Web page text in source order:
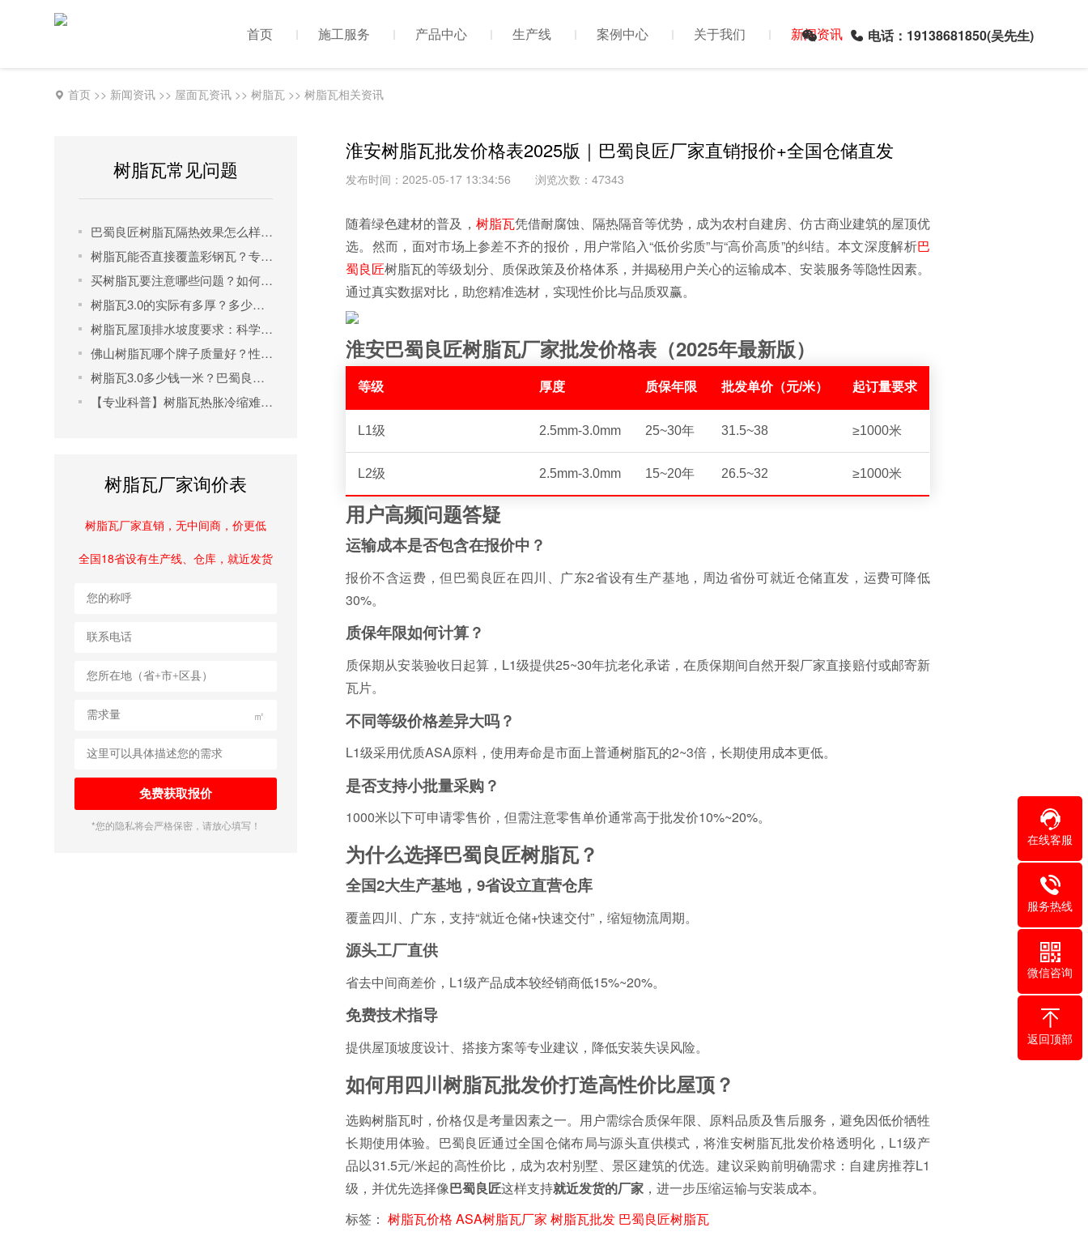
首页 施工服务 产品中心 生产线 案例中心 关于我们 新闻资讯 电话：19138681850(吴先生)
首页 >> 新闻资讯 >> 屋面瓦资讯 >>树脂瓦 >>树脂瓦相关资讯
树脂瓦常见问题
巴蜀良匠树脂瓦隔热效果怎么样？一文读懂其科学原理与实测表现
树脂瓦能否直接覆盖彩钢瓦？专业解析正确安装方法与品牌选择
买树脂瓦要注意哪些问题？如何选择才能买到优质树脂瓦管用30年？
树脂瓦3.0的实际有多厚？多少钱一米？
树脂瓦屋顶排水坡度要求：科学设计确保排水与美观兼得
佛山树脂瓦哪个牌子质量好？性价比之王是它！​
树脂瓦3.0多少钱一米？巴蜀良匠高性价比产品解析及选购指南
【专业科普】树脂瓦热胀冷缩难题破解指南：从施工到维护全流程解析
树脂瓦厂家询价表
树脂瓦厂家直销，无中间商，价更低
全国18省设有生产线、仓库，就近发货
㎡
*您的隐私将会严格保密，请放心填写！
淮安树脂瓦批发价格表2025版｜巴蜀良匠厂家直销报价+全国仓储直发
发布时间：2025-05-17 13:34:56 浏览次数：47343
随着绿色建材的普及， 树脂瓦凭借耐腐蚀、隔热隔音等优势，成为农村自建房、仿古商业建筑的屋顶优
选。然而，面对市场上参差不齐的报价，用户常陷入“低价劣质”与“高价高质”的纠结。本文深度解析巴
蜀良匠树脂瓦的等级划分、质保政策及价格体系，并揭秘用户关心的运输成本、安装服务等隐性因素。
通过真实数据对比，助您精准选材，实现性价比与品质双赢。
淮安巴蜀良匠树脂瓦厂家批发价格表（2025年最新版）
等级 厚度 质保年限 批发单价（元/米） 起订量要求
L1级 2.5mm-3.0mm 25~30年 31.5~38 ≥1000米
L2级 2.5mm-3.0mm 15~20年 26.5~32 ≥1000米
用户高频问题答疑
运输成本是否包含在报价中？
报价不含运费，但巴蜀良匠在四川、广东2省设有生产基地，周边省份可就近仓储直发，运费可降低
30%。
质保年限如何计算？
质保期从安装验收日起算，L1级提供25~30年抗老化承诺，在质保期间自然开裂厂家直接赔付或邮寄新
瓦片。
不同等级价格差异大吗？
L1级采用优质ASA原料，使用寿命是市面上普通树脂瓦的2~3倍，长期使用成本更低。
是否支持小批量采购？
1000米以下可申请零售价，但需注意零售单价通常高于批发价10%~20%。
为什么选择巴蜀良匠树脂瓦？
全国2大生产基地，9省设立直营仓库
覆盖四川、广东，支持“就近仓储+快速交付”，缩短物流周期。
源头工厂直供
省去中间商差价，L1级产品成本较经销商低15%~20%。
免费技术指导
提供屋顶坡度设计、搭接方案等专业建议，降低安装失误风险。
如何用四川树脂瓦批发价打造高性价比屋顶？
选购树脂瓦时，价格仅是考量因素之一。用户需综合质保年限、原料品质及售后服务，避免因低价牺牲
长期使用体验。巴蜀良匠通过全国仓储布局与源头直供模式，将淮安树脂瓦批发价格透明化，L1级产
品以31.5元/米起的高性价比，成为农村别墅、景区建筑的优选。建议采购前明确需求：自建房推荐L1
级，并优先选择像巴蜀良匠这样支持就近发货的厂家 ，进一步压缩运输与安装成本。
标签：树脂瓦价格 ASA树脂瓦厂家 树脂瓦批发 巴蜀良匠树脂瓦
在线客服
服务热线
微信咨询
返回顶部